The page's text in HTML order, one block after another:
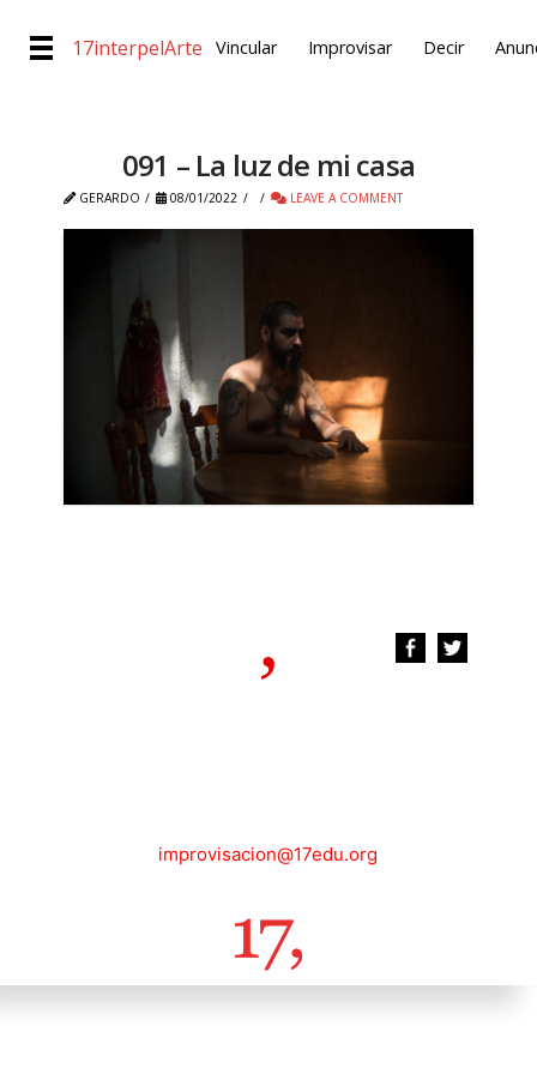
17interpelArte Vincular Improvisar Decir
091 – La luz de mi casa
GERARDO 08/01/2022 LEAVE A COMMENT
improvisacion@17edu.org